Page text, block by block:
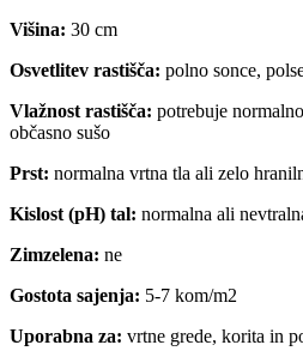
Višina: 30 cm
Osvetlitev rastišča: polno sonce,
Vlažnost rastišča: potrebuje
občasno sušo
Prst: normalna vrtna tla ali zelo
Kislost (pH) tal: normalna ali
Zimzelena: ne
Gostota sajenja: 5-7 kom/m2
Uporabna za: vrtne grede, korita in